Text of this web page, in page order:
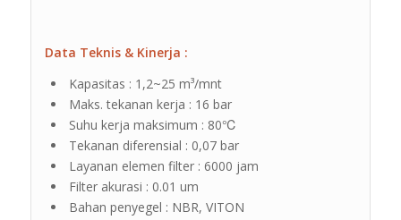
Data Teknis & Kinerja :
Kapasitas : 1,2~25 m³/mnt
Maks. tekanan kerja : 16 bar
Suhu kerja maksimum : 80℃
Tekanan diferensial : 0,07 bar
Layanan elemen filter : 6000 jam
Filter akurasi : 0.01 um
Bahan penyegel : NBR, VITON